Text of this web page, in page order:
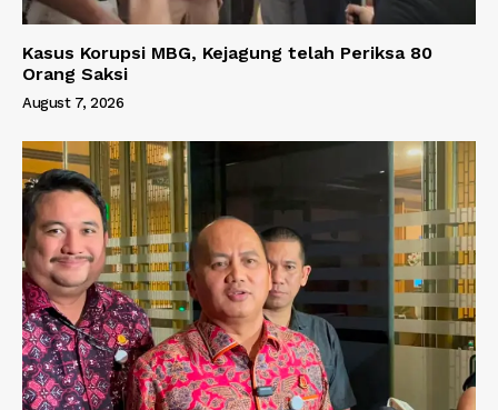
Kasus Korupsi MBG, Kejagung telah Periksa 80
Orang Saksi
August 7, 2026